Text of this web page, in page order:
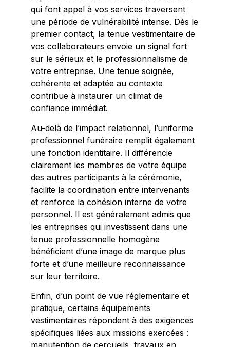
qui font appel à vos services traversent
une période de vulnérabilité intense. Dès le
premier contact, la tenue vestimentaire de
vos collaborateurs envoie un signal fort
sur le sérieux et le professionnalisme de
votre entreprise. Une tenue soignée,
cohérente et adaptée au contexte
contribue à instaurer un climat de
confiance immédiat.
Au-delà de l’impact relationnel, l’uniforme
professionnel funéraire remplit également
une fonction identitaire. Il différencie
clairement les membres de votre équipe
des autres participants à la cérémonie,
facilite la coordination entre intervenants
et renforce la cohésion interne de votre
personnel. Il est généralement admis que
les entreprises qui investissent dans une
tenue professionnelle homogène
bénéficient d’une image de marque plus
forte et d’une meilleure reconnaissance
sur leur territoire.
Enfin, d’un point de vue réglementaire et
pratique, certains équipements
vestimentaires répondent à des exigences
spécifiques liées aux missions exercées :